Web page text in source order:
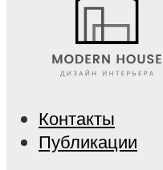
Контакты
Публикации